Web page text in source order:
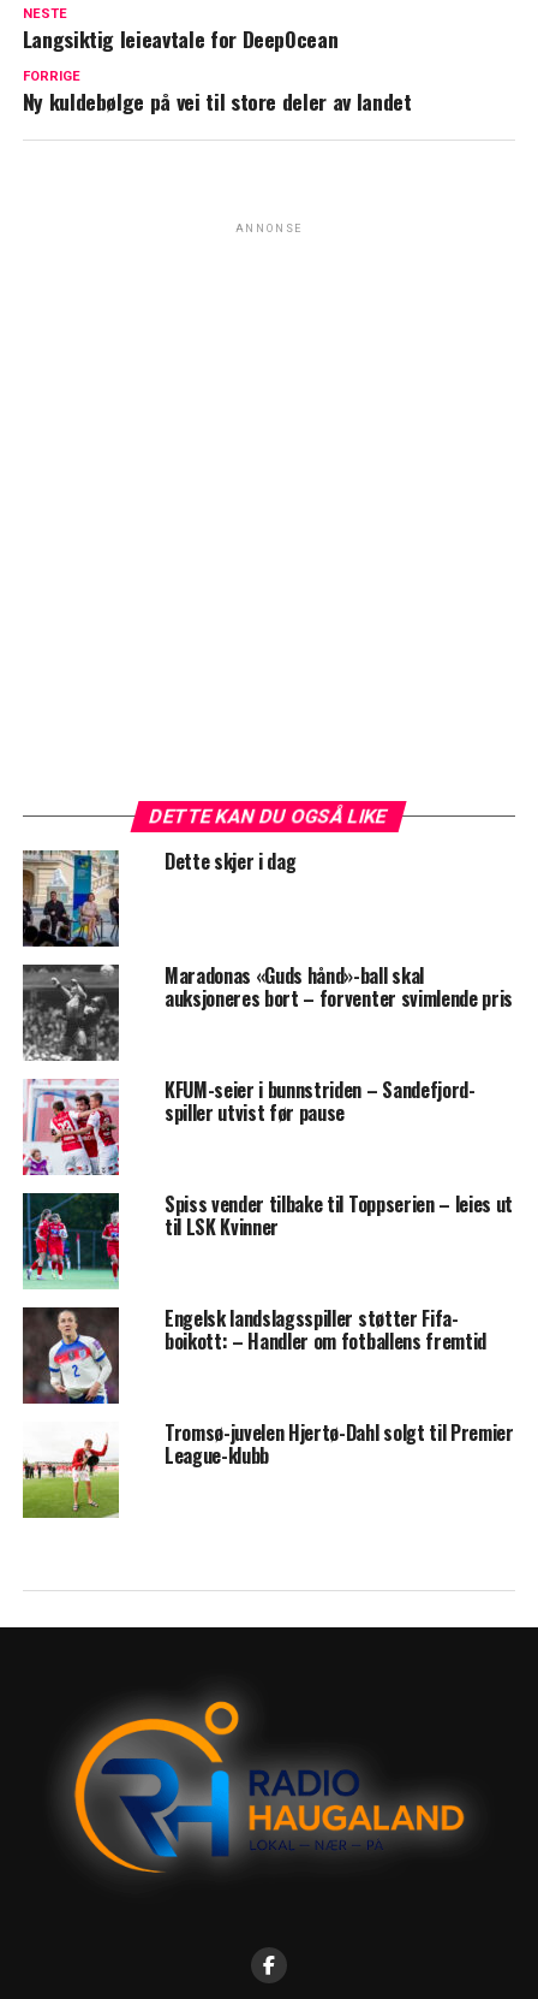
NESTE
Langsiktig leieavtale for DeepOcean
FORRIGE
Ny kuldebølge på vei til store deler av landet
ANNONSE
DETTE KAN DU OGSÅ LIKE
Dette skjer i dag
Maradonas «Guds hånd»-ball skal
auksjoneres bort – forventer svimlende pris
KFUM-seier i bunnstriden – Sandefjord-
spiller utvist før pause
Spiss vender tilbake til Toppserien – leies ut
til LSK Kvinner
Engelsk landslagsspiller støtter Fifa-
boikott: – Handler om fotballens fremtid
Tromsø-juvelen Hjertø-Dahl solgt til Premier
League-klubb